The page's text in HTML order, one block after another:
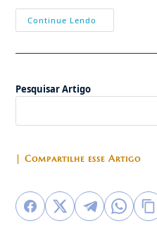
Continue Lendo
Santíssima
Mãe
Pesquisar Artigo
| Compartilhe esse Artigo